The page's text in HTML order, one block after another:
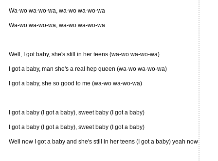
Wa-wo wa-wo-wa, wa-wo wa-wo-wa
Wa-wo wa-wo-wa, wa-wo wa-wo-wa
Well, I got baby, she's still in her teens (wa-wo wa-wo-wa)
I got a baby, man she's a real hep queen (wa-wo wa-wo-wa)
I got a baby, she so good to me (wa-wo wa-wo-wa)
I got a baby (I got a baby), sweet baby (I got a baby)
I got a baby (I got a baby), sweet baby (I got a baby)
Well now I got a baby and she's still in her teens (I got a baby) yeah now